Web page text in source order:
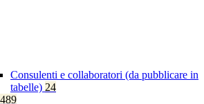
Consulenti e collaboratori (da pubblicare in
tabelle) 24
489